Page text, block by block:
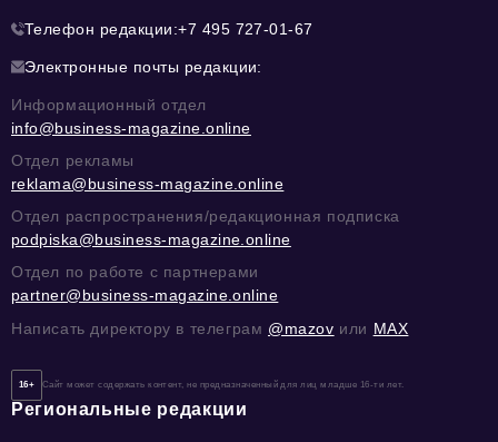
Телефон редакции:+7 495 727-01-67
Электронные почты редакции:
Информационный отдел
info@business-magazine.online
Отдел рекламы
reklama@business-magazine.online
Отдел распространения/редакционная подписка
podpiska@business-magazine.online
Отдел по работе с партнерами
partner@business-magazine.online
Написать директору в телеграм @mazov или MAX
16+ Сайт может содержать контент, не предназначенный для лиц младше 16-ти лет.
Региональные редакции